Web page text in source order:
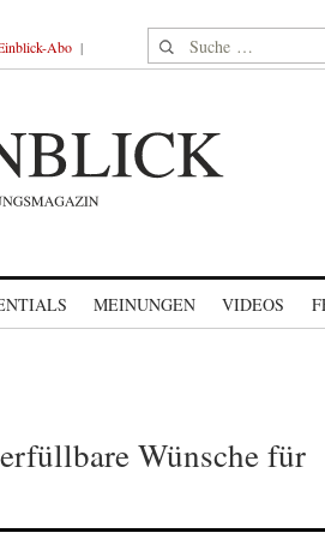
Abo Suche nach:
MEINUNGEN VIDEOS
Wünsche für